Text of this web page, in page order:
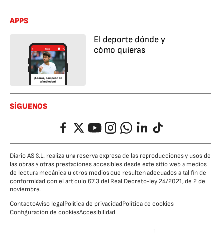
APPS
El deporte dónde y
cómo quieras
SÍGUENOS
FacebookTwitterYouTubeInstagramWhatsappLinkedIn
TikTok
Diario AS S.L. realiza una reserva expresa de las reproducciones y usos de
las obras y otras prestaciones accesibles desde este sitio web a medios
de lectura mecánica u otros medios que resulten adecuados a tal fin de
conformidad con el artículo 67.3 del Real Decreto-ley 24/2021, de 2 de
noviembre.
ContactoAviso legalPolítica de privacidadPolítica de cookies
Configuración de cookiesAccesibilidad